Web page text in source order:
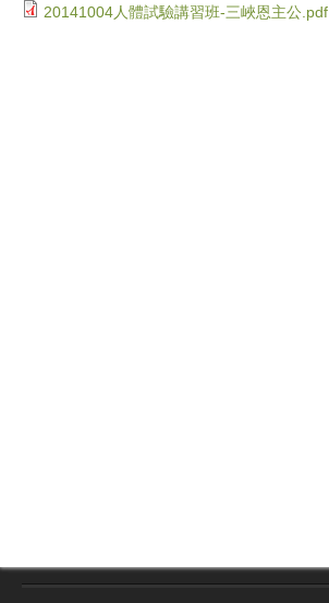
20141004人體試驗講習班-三峽恩主公.pdf